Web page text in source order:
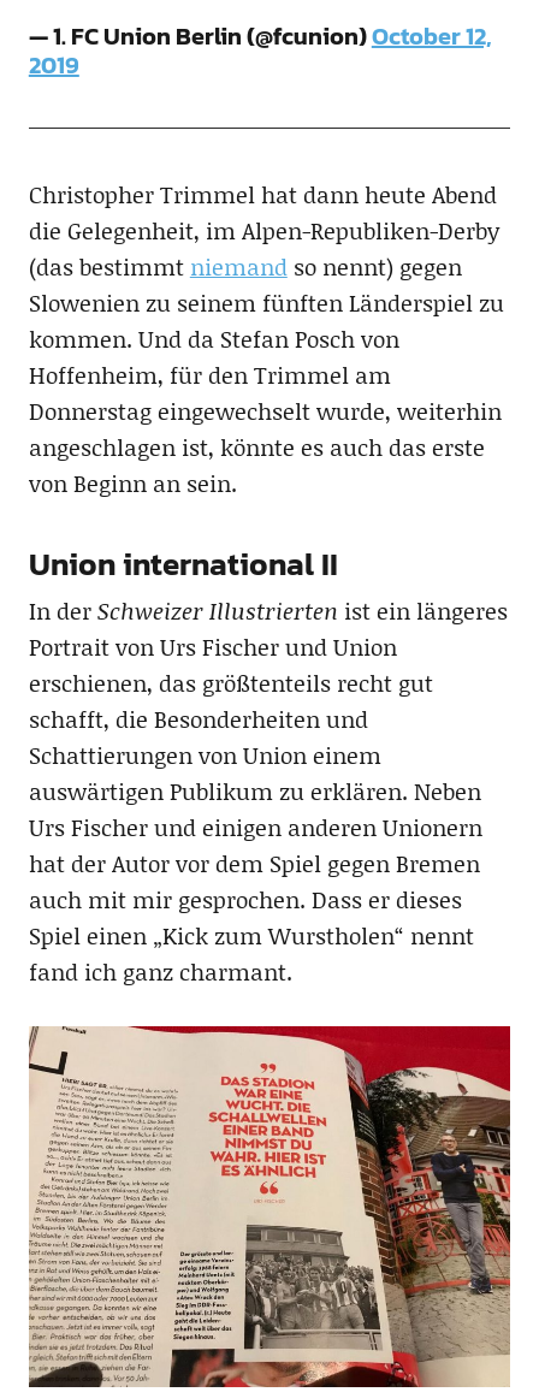
— 1. FC Union Berlin (@fcunion)October 12,
2019
Christopher Trimmel hat dann heute Abend
die Gelegenheit, im Alpen-Republiken-Derby
(das bestimmt niemandso nennt) gegen
Slowenien zu seinem fünften Länderspiel zu
kommen. Und da Stefan Posch von
Hoffenheim, für den Trimmel am
Donnerstag eingewechselt wurde, weiterhin
angeschlagen ist, könnte es auch das erste
von Beginn an sein.
Union international II
In derSchweizer Illustrierten ist ein längeres
Portrait von Urs Fischer und Union
erschienen, das größtenteils recht gut
schafft, die Besonderheiten und
Schattierungen von Union einem
auswärtigen Publikum zu erklären. Neben
Urs Fischer und einigen anderen Unionern
hat der Autor vor dem Spiel gegen Bremen
auch mit mir gesprochen. Dass er dieses
Spiel einen „Kick zum Wurstholen“ nennt
fand ich ganz charmant.